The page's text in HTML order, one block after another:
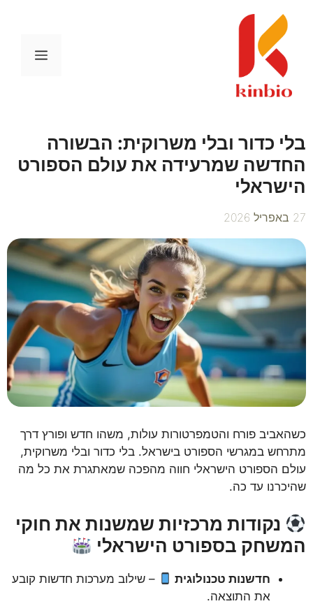
לתוכן
תפריט
בלי כדור ובלי משרוקית: הבשורה
החדשה שמרעידה את עולם הספורט
הישראלי
27 באפריל 2026
כשהאביב פורח והטמפרטורות עולות, משהו חדש ופורץ דרך
מתרחש במגרשי הספורט בישראל. בלי כדור ובלי משרוקית,
עולם הספורט הישראלי חווה מהפכה שמאתגרת את כל מה
שהיכרנו עד כה.
נקודות מרכזיות שמשנות את חוקי
המשחק בספורט הישראלי
חדשנות טכנולוגית
– שילוב מערכות חדשות קובע
את התוצאה.